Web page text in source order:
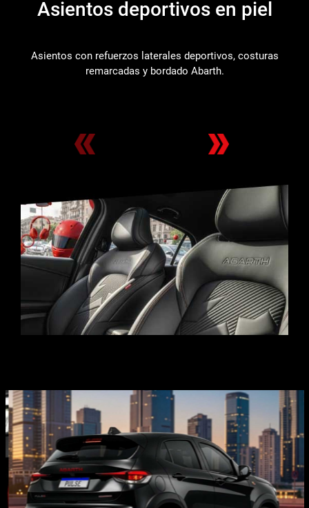
Asientos deportivos en piel
Asientos con refuerzos laterales deportivos, costuras
remarcadas y bordado Abarth.